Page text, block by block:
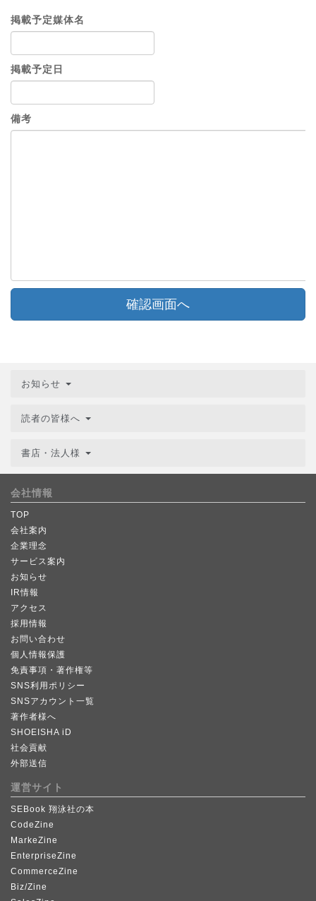
掲載予定媒体名
掲載予定日
備考
確認画面へ
お知らせ
読者の皆様へ
書店・法人様
会社情報
TOP
会社案内
企業理念
サービス案内
お知らせ
IR情報
アクセス
採用情報
お問い合わせ
個人情報保護
免責事項・著作権等
SNS利用ポリシー
SNSアカウント一覧
著作者様へ
SHOEISHA iD
社会貢献
外部送信
運営サイト
SEBook 翔泳社の本
CodeZine
MarkeZine
EnterpriseZine
CommerceZine
Biz/Zine